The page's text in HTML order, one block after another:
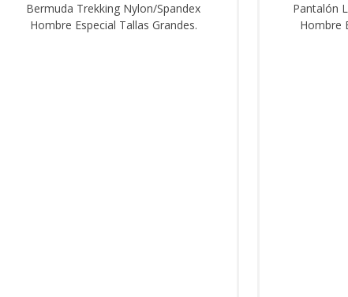
Bermuda Trekking Nylon/Spandex
Hombre Especial Tallas Grandes.
Pantalón
Hombre